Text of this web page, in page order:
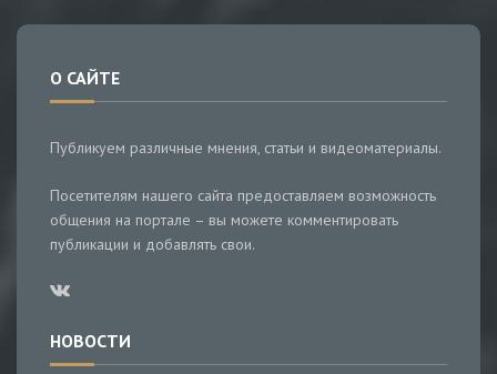
О САЙТЕ
Публикуем различные мнения, статьи и видеоматериалы.
Посетителям нашего сайта предоставляем возможность
общения на портале – вы можете комментировать
публикации и добавлять свои.
НОВОСТИ